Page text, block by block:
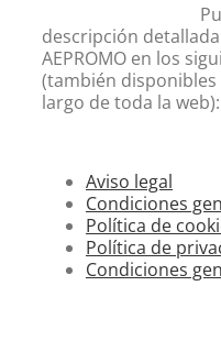
descripción
AEPROMO en los
(también disponibles
largo de toda la web):
Aviso legal
Condiciones
Política de
Política de
Condiciones